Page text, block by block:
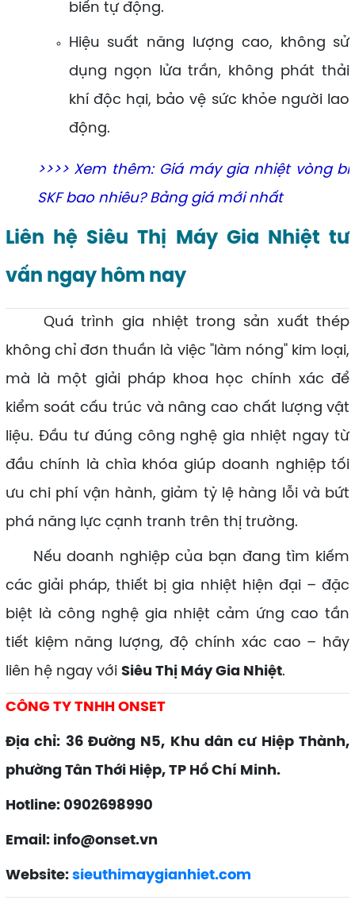
biến tự động.
Hiệu suất năng lượng cao, không sử
dụng ngọn lửa trần, không phát thải
khí độc hại, bảo vệ sức khỏe người lao
động.
>>>> Xem thêm: Giá máy gia nhiệt vòng bi
SKF bao nhiêu? Bảng giá mới nhất
Liên hệ Siêu Thị Máy Gia Nhiệt tư
vấn ngay hôm nay
Quá trình gia nhiệt trong sản xuất thép
không chỉ đơn thuần là việc "làm nóng" kim loại,
mà là một giải pháp khoa học chính xác để
kiểm soát cấu trúc và nâng cao chất lượng vật
liệu. Đầu tư đúng công nghệ gia nhiệt ngay từ
đầu chính là chìa khóa giúp doanh nghiệp tối
ưu chi phí vận hành, giảm tỷ lệ hàng lỗi và bứt
phá năng lực cạnh tranh trên thị trường.
Nếu doanh nghiệp của bạn đang tìm kiếm
các giải pháp, thiết bị gia nhiệt hiện đại – đặc
biệt là công nghệ gia nhiệt cảm ứng cao tần
tiết kiệm năng lượng, độ chính xác cao – hãy
liên hệ ngay với Siêu Thị Máy Gia Nhiệt.
CÔNG TY TNHH ONSET
Địa chỉ: 36 Đường N5, Khu dân cư Hiệp Thành,
phường Tân Thới Hiệp, TP Hồ Chí Minh.
Hotline: 0902698990
Email: info@onset.vn
Website: sieuthimaygianhiet.com